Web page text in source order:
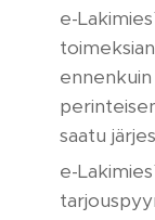
e-
saatu
e-